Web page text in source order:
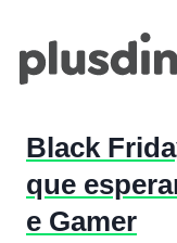
Black
que
e Gamer